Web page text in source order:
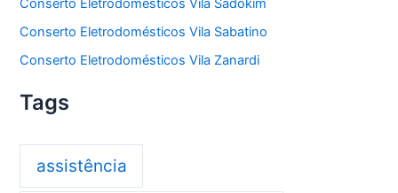
Conserto Eletrodomésticos Vila Sadokim
Conserto Eletrodomésticos Vila Sabatino
Conserto Eletrodomésticos Vila Zanardi
Tags
assistência